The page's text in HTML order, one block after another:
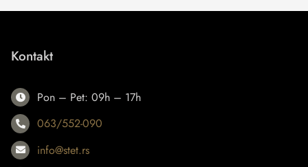
Kontakt
Pon – Pet: 09h – 17h
063/552-090
info@stet.rs